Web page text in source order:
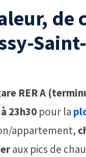
RER A
23h30pour la
appartement,
aux pics de